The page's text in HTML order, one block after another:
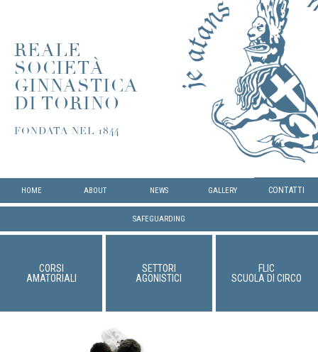
REALE
SOCIETÀ
GINNASTICA
DI TORINO
FONDATA NEL 1844
HOME ABOUT NEWS GALLERY CONTATTI
SAFEGUARDING
CORSI
AMATORIALI
SETTORI
AGONISTICI
FLIC
SCUOLA DI CIRCO